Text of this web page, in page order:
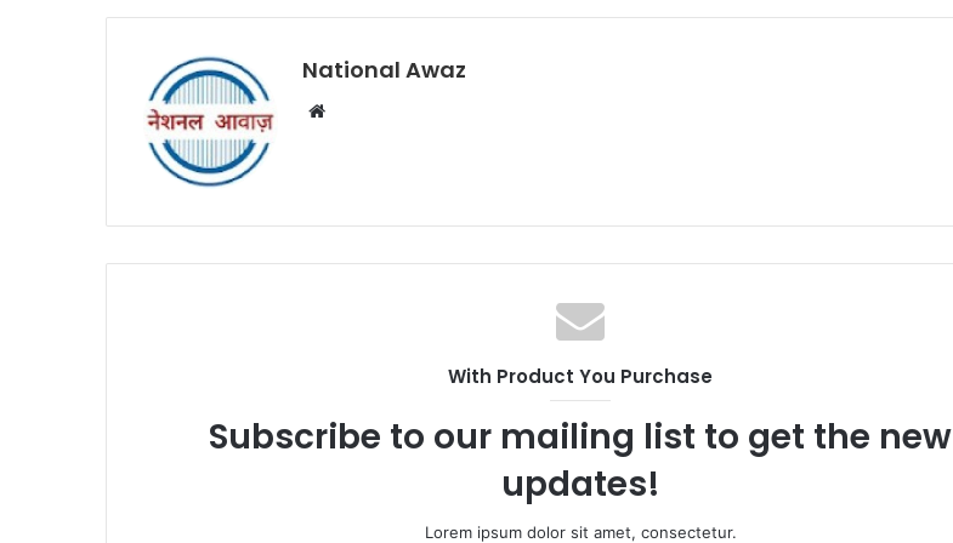
National Awaz
i
With Product You Purchase
Subscribe to our mailing list to get the new
updates!
Lorem ipsum dolor sit amet, consectetur.